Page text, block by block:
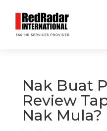
Nak Buat
Review
Nak Mula?